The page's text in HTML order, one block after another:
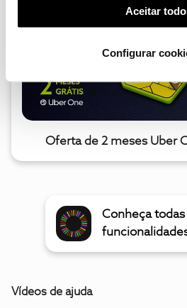
(cookies de publicidade
utilização dos cookies clicando
Aceitar
Configurar
Oferta de 2 meses Uber
Conheça todas
Vídeos de ajuda